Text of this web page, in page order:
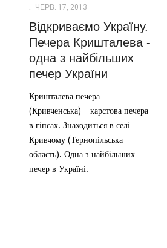
ЧЕРВ. 17, 2013
Відкриваємо Україну.
Печера Кришталева -
одна з найбільших
печер України
Кришталева печера
(Кривченська) - карстова печера
в гіпсах. Знаходиться в селі
Кривчому (Тернопільська
область). Одна з найбільших
печер в Україні.